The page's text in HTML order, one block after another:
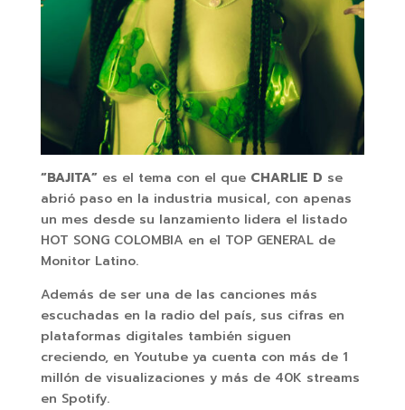
“BAJITA”es el tema con el que CHARLIE D se
abrió paso en la industria musical, con apenas
un mes desde su lanzamiento lidera el listado
HOT SONG COLOMBIA en el TOP GENERAL de
Monitor Latino.
Además de ser una de las canciones más
escuchadas en la radio del país, sus cifras en
plataformas digitales también siguen
creciendo, en Youtube ya cuenta con más de 1
millón de visualizaciones y más de 40K streams
en Spotify.